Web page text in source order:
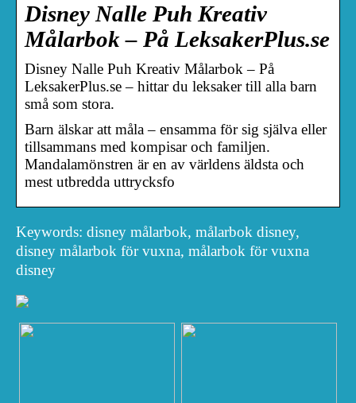
Disney Nalle Puh Kreativ
Målarbok – På LeksakerPlus.se
Disney Nalle Puh Kreativ Målarbok – På
LeksakerPlus.se – hittar du leksaker till alla barn
små som stora.
Barn älskar att måla – ensamma för sig själva eller
tillsammans med kompisar och familjen.
Mandalamönstren är en av världens äldsta och
mest utbredda uttrycksfo
Keywords: disney målarbok, målarbok disney,
disney målarbok för vuxna, målarbok för vuxna
disney